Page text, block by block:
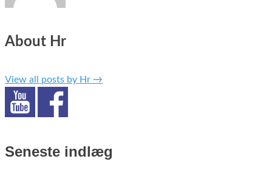
About Hr
View all posts by Hr →
Seneste indlæg